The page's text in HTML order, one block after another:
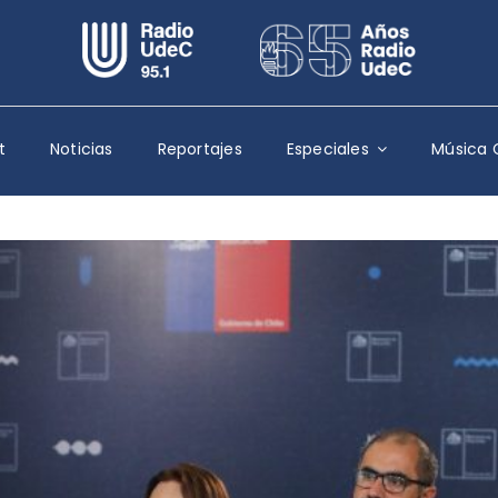
Escuchar Radio UdeC en vivo
Quiénes Somos
Programación
Podcast
Reportajes
Especiales
Noticias Reportajes Especiales Música